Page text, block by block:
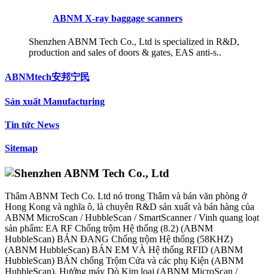
ABNM X-ray baggage scanners
Shenzhen ABNM Tech Co., Ltd is specialized in R&D,
production and sales of doors & gates, EAS anti-s..
ABNMtech安邦宁民
Sản xuất Manufacturing
Tin tức News
Sitemap
Thâm ABNM Tech Co. Ltd nó trong Thâm và bán văn phòng ở
Hong Kong và nghĩa ô, là chuyên R&D sản xuất và bán hàng của
ABNM MicroScan / HubbleScan / SmartScanner / Vinh quang loạt
sản phẩm: EA RF Chống trộm Hệ thống (8.2) (ABNM
HubbleScan) BÁN ĐANG Chống trộm Hệ thống (58KHZ)
(ABNM HubbleScan) BÁN EM VÀ Hệ thống RFID (ABNM
HubbleScan) BÁN chống Trộm Cửa và các phụ Kiện (ABNM
HubbleScan), Hướng máy Dò Kim loại (ABNM MicroScan /